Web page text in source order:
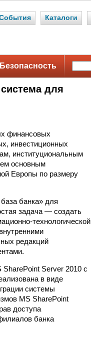
Каталоги
Безопасность
для
финансовых
инвестиционных
институциональным
основным
Европы по размеру
банка» для
задача — создать
технологической
редакций
Server 2010 с
в виде
системы
MS SharePoint
доступа
банка